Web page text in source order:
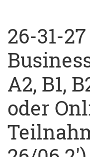
26-31-
A2, B1,
oder